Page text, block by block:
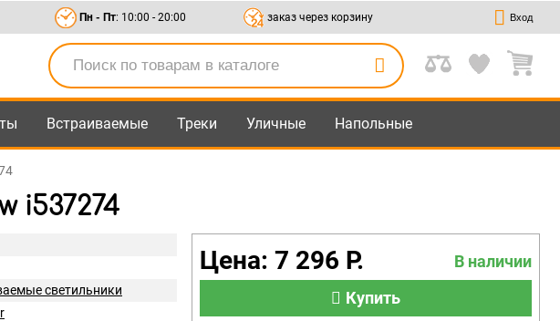
Пн - Пт: 10:00 - 20:00 заказ через корзину Вход
Встраиваемые Треки Уличные Напольные
i537274
светильники
Цена: 7 296 Р.
В наличии
Купить